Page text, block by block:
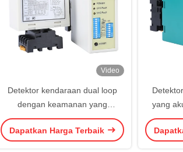
Video
Detektor kendaraan dual loop
dengan keamanan yang
ditingkatkan Anti-crosstalk
Interference Relay Output Fault
Dapatkan Harga Terbaik
yang
Mudah